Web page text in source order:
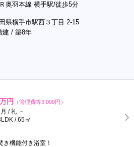
奥羽本線 横手駅/徒歩5分
県横手市駅西３丁目 2-15
建 / 築8年
万円 （管理費等3,000円）
/ 礼 －
/ 65㎡
機能付き浴室！